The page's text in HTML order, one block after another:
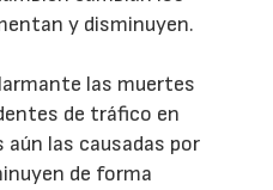
y disminuyen.
las muertes
de tráfico en
las causadas por
de forma